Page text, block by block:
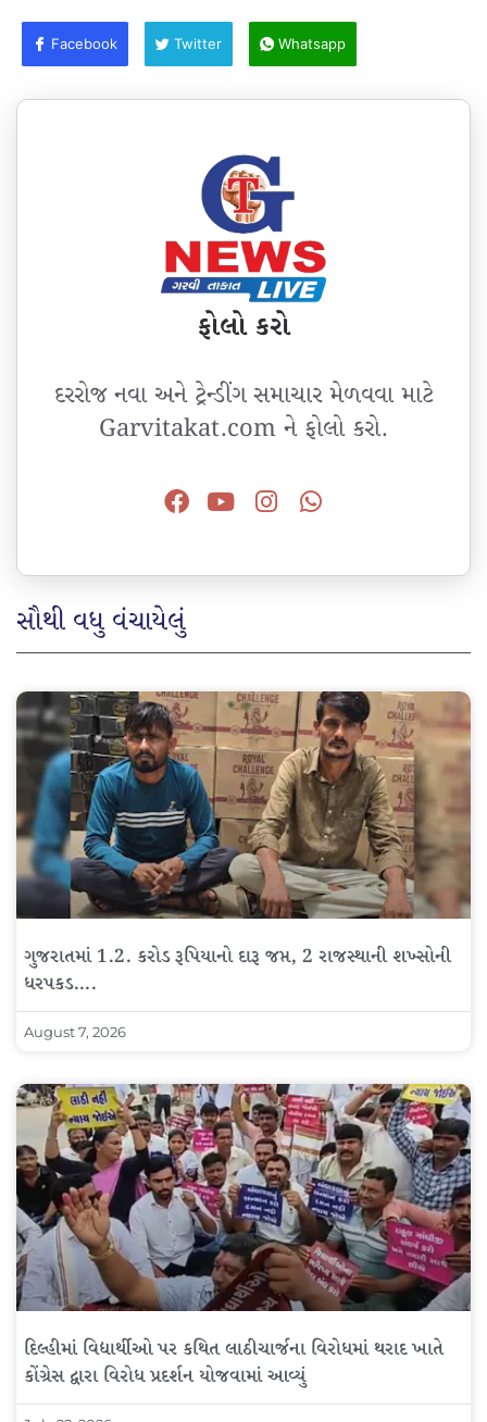
Facebook Twitter Whatsapp
ફોલો કરો
દરરોજ નવા અને ટ્રેન્ડીંગ સમાચાર મેળવવા માટે
Garvitakat.com ને ફોલો કરો.
સૌથી વધુ વંચાયેલું
ગુજરાતમાં 1.2. કરોડ રૂપિયાનો દારૂ જપ્ત, 2 રાજસ્થાની શખ્સોની
ધરપકડ….
August 7, 2026
દિલ્હીમાં વિદ્યાર્થીઓ પર કથિત લાઠીચાર્જના વિરોધમાં થરાદ ખાતે
કોંગ્રેસ દ્વારા વિરોધ પ્રદર્શન યોજવામાં આવ્યું